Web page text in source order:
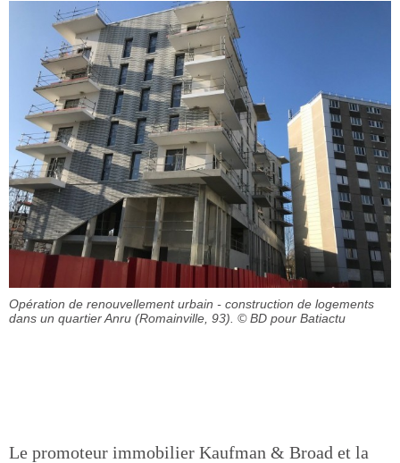
Opération de renouvellement urbain - construction de logements
dans un quartier Anru (Romainville, 93). © BD pour Batiactu
Le promoteur immobilier Kaufman & Broad et la